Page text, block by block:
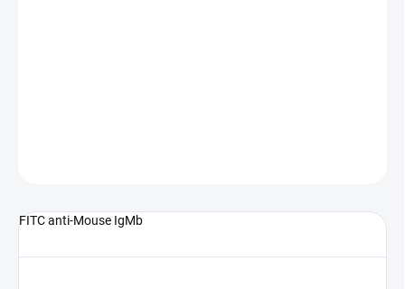
FITC anti-Mouse IgMb